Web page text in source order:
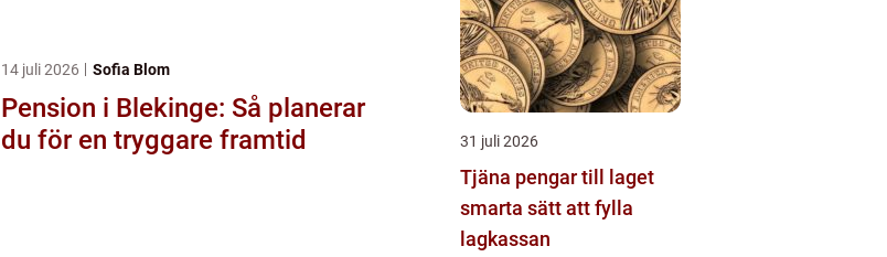
14 juli 2026 Sofia Blom
Pension i Blekinge: Så planerar
du för en tryggare framtid
31 juli 2026
Tjäna pengar till laget
smarta sätt att fylla
lagkassan